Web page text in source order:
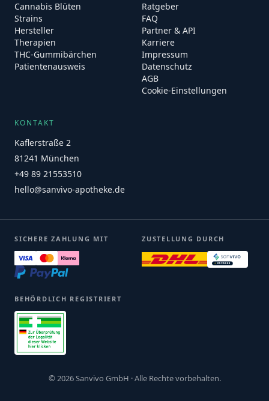
Cannabis Blüten
Strains
Hersteller
Therapien
THC-Gummibärchen
Patientenausweis
Ratgeber
FAQ
Partner & API
Karriere
Impressum
Datenschutz
AGB
Cookie-Einstellungen
KONTAKT
Kaflerstraße 2
81241 München
+49 89 21553510
hello@sanvivo-apotheke.de
SICHERE ZAHLUNG MIT ZUSTELLUNG DURCH
BEHÖRDLICH REGISTRIERT
© 2026 Sanvivo GmbH · Alle Rechte vorbehalten.